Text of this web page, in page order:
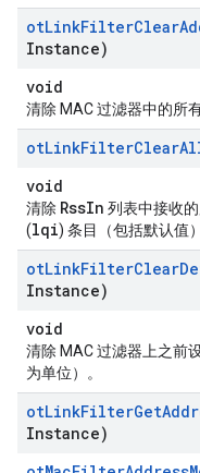
otLinkFilterClear
Instance)
void
清除 MAC 过滤器中的所
otLinkFilterClear
void
清除 RssIn 列表中接收
(lqi) 条目（包括默认值）
otLinkFilterClear
Instance)
void
清除 MAC 过滤器上之前
为单位）。
otLinkFilterGet
Instance)